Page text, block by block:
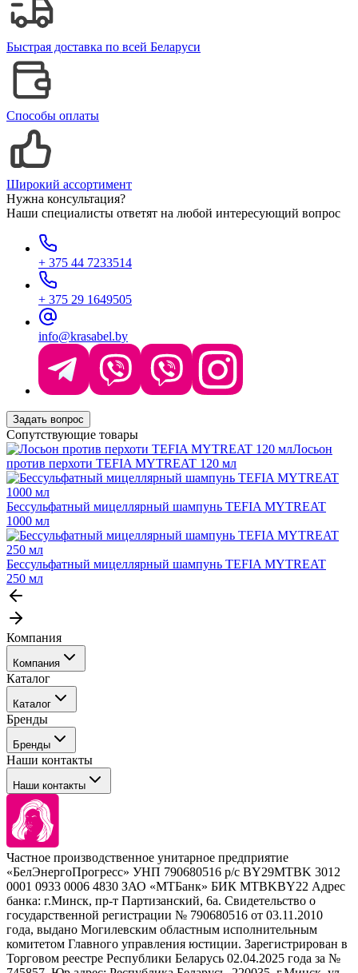
Быстрая доставка по всей Беларуси
Способы оплаты
Широкий ассортимент
Нужна консультация?
Наши специалисты ответят на любой интересующий вопрос
+ 375 44 7233514
+ 375 29 1649505
info@krasabel.by
Задать вопрос
Сопутствующие товары
Лосьон
против перхоти TEFIA MYTREAT 120 мл
Бессульфатный мицеллярный шампунь TEFIA MYTREAT
1000 мл
Бессульфатный мицеллярный шампунь TEFIA MYTREAT
250 мл
Компания
Компания
События
Покупателю
Каталог
Каталог
Профессиональные средства для окрашивания волос
Сервисные средства
Уход
Стайлинг
Брови и ресницы
Барберинг
Наборы
Расходные материалы
Бренды
Бренды
Tefia
Concept
Kezy
Barex
Sim Sensitive
Kebren
Selective Professional
White Line
Наши контакты
Наши контакты
+ 375 44 7233514
+ 375 29 1649505
info@krasabel.by
Офис: г. Минск, ул. Тимирязева 65Б, офис 1509
Частное производственное унитарное предприятие
«БелЭнергоПрогресс» УНП 790680516 р/с BY29MTBK 3012
0001 0933 0006 4830 ЗАО «МТБанк» БИК MTBKBY22 Адрес
банка: г.Минск, пр-т Партизанский, 6а. Свидетельство о
государственной регистрации № 790680516 от 03.11.2010
года, выдано Могилевским областным исполнительным
комитетом Главного управления юстиции. Зарегистрирован в
Торговом реестре Республики Беларусь 02.04.2025 года за №